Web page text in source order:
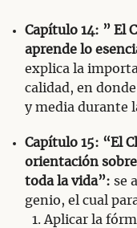
Capítulo 14: ” El
aprende lo
explica la
calidad, en
y media durante
Capítulo 15: “El
orientación
toda la vida”: se
genio, el cual
Aplicar la